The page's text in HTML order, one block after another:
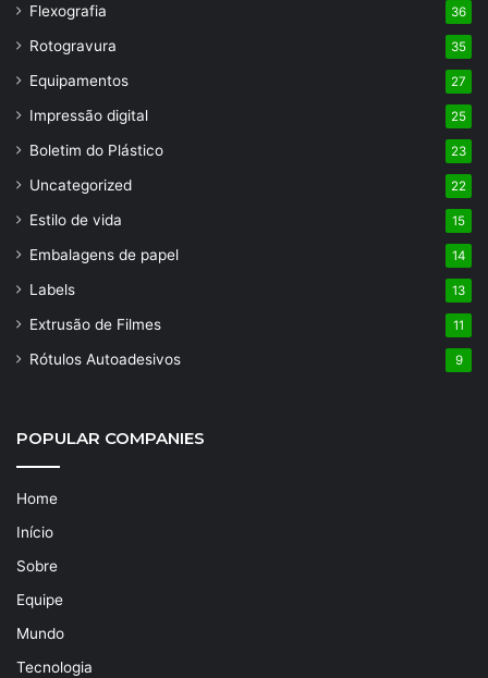
Flexografia 36
Rotogravura 35
Equipamentos 27
Impressão digital 25
Boletim do Plástico 23
Uncategorized 22
Estilo de vida 15
Embalagens de papel 14
Labels 13
Extrusão de Filmes 11
Rótulos Autoadesivos 9
POPULAR COMPANIES
Home
Início
Sobre
Equipe
Mundo
Tecnologia